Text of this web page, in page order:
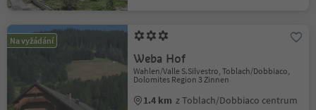
Na vyžádání
Weba Hof
Wahlen/Valle S.Silvestro, Toblach/Dobbiaco,
Dolomites Region 3 Zinnen
1.4 km z Toblach/Dobbiaco centrum